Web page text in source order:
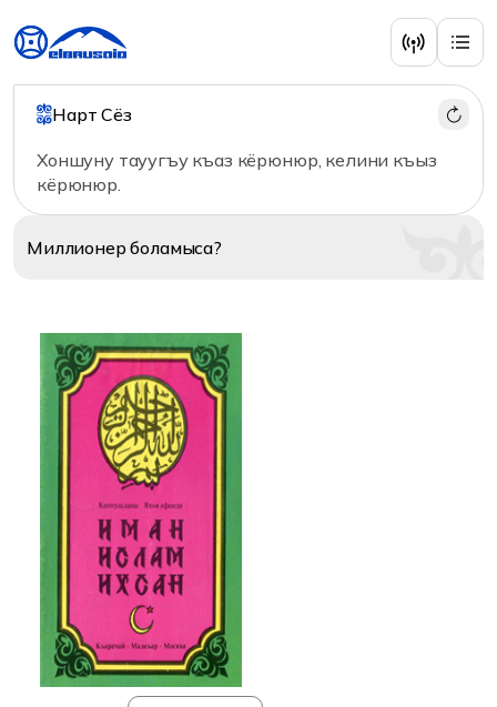
Нарт Сёз
Хоншуну тауугъу къаз кёрюнюр, келини къыз
кёрюнюр.
Миллионерболамыса?
Ислам